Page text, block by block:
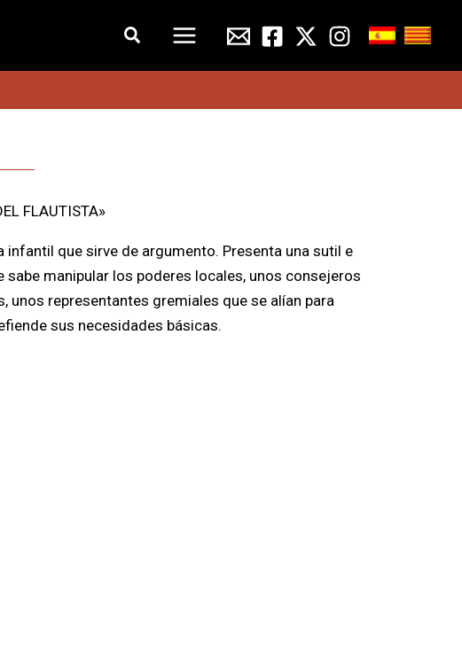
Buscar
FLAUTISTA»
que sirve de argumento. Presenta una sutil e
manipular los poderes locales, unos consejeros
unos representantes gremiales que se alían para
sus necesidades básicas.